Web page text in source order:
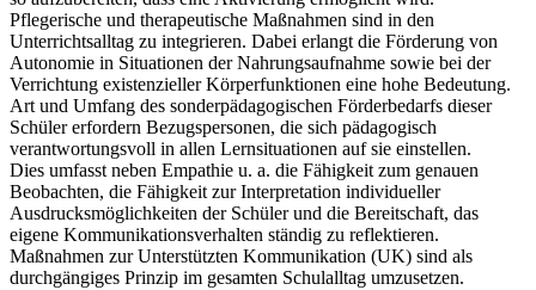
Pflegerische und therapeutische Maßnahmen sind in den
Unterrichtsalltag zu integrieren. Dabei erlangt die Förderung von
Autonomie in Situationen der Nahrungsaufnahme sowie bei der
Verrichtung existenzieller Körperfunktionen eine hohe Bedeutung.
Art und Umfang des sonderpädagogischen Förderbedarfs dieser
Schüler erfordern Bezugspersonen, die sich pädagogisch
verantwortungsvoll in allen Lernsituationen auf sie einstellen.
Dies umfasst neben Empathie u. a. die Fähigkeit zum genauen
Beobachten, die Fähigkeit zur Interpretation individueller
Ausdrucksmöglichkeiten der Schüler und die Bereitschaft, das
eigene Kommunikationsverhalten ständig zu reflektieren.
Maßnahmen zur Unterstützten Kommunikation (UK) sind als
durchgängiges Prinzip im gesamten Schulalltag umzusetzen.